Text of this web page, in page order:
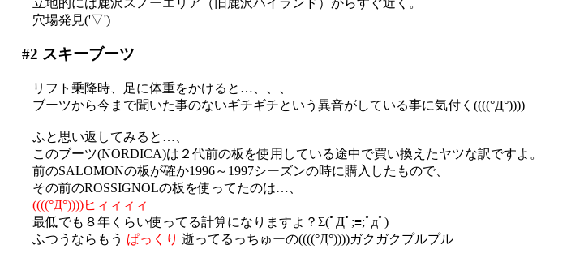
穴場発見('▽')
#2 スキーブーツ
リフト乗降時、足に体重をかけると…、、、
ブーツから今まで聞いた事のないギチギチという異音がしている事に気付く((((°Д°))))
ふと思い返してみると…、
このブーツ(NORDICA)は２代前の板を使用している途中で買い換えたヤツな訳ですよ。
前のSALOMONの板が確か1996～1997シーズンの時に購入したもので、
その前のROSSIGNOLの板を使ってたのは…、
((((°Д°))))ヒィィィィ
最低でも８年くらい使ってる計算になりますよ？Σ(ﾟДﾟ;≡;ﾟдﾟ)
ふつうならもう ぱっくり 逝ってるっちゅーの((((°Д°))))ガクガクプルプル